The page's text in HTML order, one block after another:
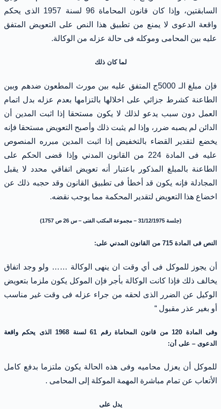
السابقتين، وإذا كان قانون المحاماة 96 لسنة 1957 الذى يحكم
واقعة الدعوى لا يمنع من تطبيق هذا النص على التعويض المتفق
عليه بين المحامى وموكله فى حالة عزله من الوكالة.
لما كان ذلك
فإن مبلغ الـ 5000ج المتفق عليه بين مورث المطعون ضدهم وبين
الطاعنة كشرط جزائي على اخلالها بالتزامها بعدم عزله بدل اتمام
العمل دون سبب يدعو لذلك لا يكون مستحقا إذا اثبت المدين أن
الدائن لم يصبه ضرر، وإذا لم يثبت ذلك وأصبح التعويض مستحقا فإنه
يخضع لتقدير القضاء بالتخفيض إذا اثبت المدين مبرره المنصوص
عليه فى المادة 224 من القانون المدني وإذا قضى الحكم على
الطاعنة بالمبلغ المذكور باعتبار أنه تعويض اتفاقي محدد لا يقبل
المجادلة فإنه يكون قد أخطأ فى تطبيق القانون وقد حجبه ذلك عن
اخضاع هذا التعويض لتقدير المحكمة مما يوجب نقضه.
(جلسة 31/12/1975 – مجموعة المكتب الفنى – س 26 ص 1757)
النص فى المادة 715 من القانون المدني على:
أن يجوز للموكل فى أي وقت ان ينهى الوكالة …… ولو وجد اتفاق
يخالف ذلك فإذا كانت الوكالة بأجر فإن الموكل يكون ملزما بتعويض
الوكيل عن الضرر الذى لحقه من جراء عزله فى وقت غير مناسب
أو بغير عذر مقبول “
وفى المادة 120 من قانون المحاماة رقم 61 لسنة 1968 الذى يحكم واقعة
الدعوى – على أن:
للموكل أن يعزل محاميه وفى هذه الحالة يكون ملتزما بدفع كامل
الأتعاب عن تمام مباشرة المهمة الموكلة إلى المحامى .
يدل على